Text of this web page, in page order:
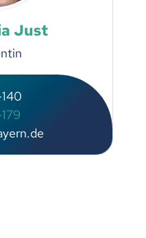
Just